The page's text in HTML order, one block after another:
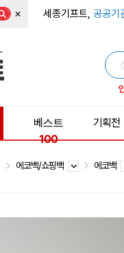
× 세종기프트, 공공기
베스트
100
기획전
에코백/쇼핑백 에코백